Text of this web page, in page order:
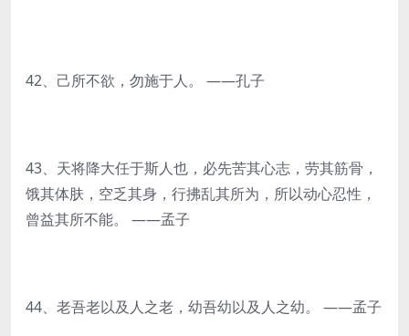
42、己所不欲，勿施于人。 ——孔子
43、天将降大任于斯人也，必先苦其心志，劳其筋骨，
饿其体肤，空乏其身，行拂乱其所为，所以动心忍性，
曾益其所不能。 ——孟子
44、老吾老以及人之老，幼吾幼以及人之幼。 ——孟子